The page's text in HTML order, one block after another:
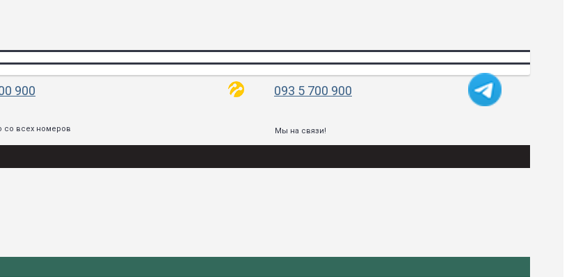
900 093 5 700 900
со всех номеров Мы на связи!